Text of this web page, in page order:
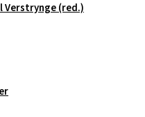
Verstrynge (red.)